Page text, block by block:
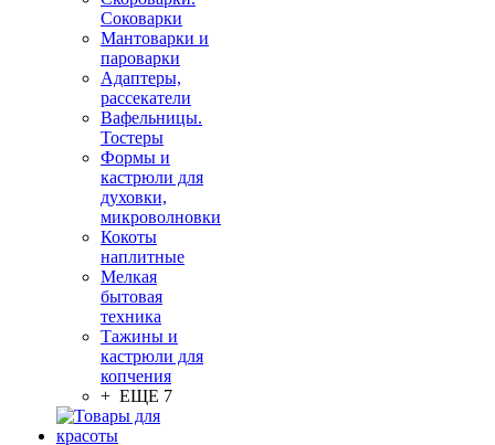
Соковарки
Мантоварки и
пароварки
Адаптеры,
рассекатели
Вафельницы.
Тостеры
Формы и
кастрюли для
духовки,
микроволновки
Кокоты
наплитные
Мелкая
бытовая
техника
Тажины и
кастрюли для
копчения
+ ЕЩЕ 7